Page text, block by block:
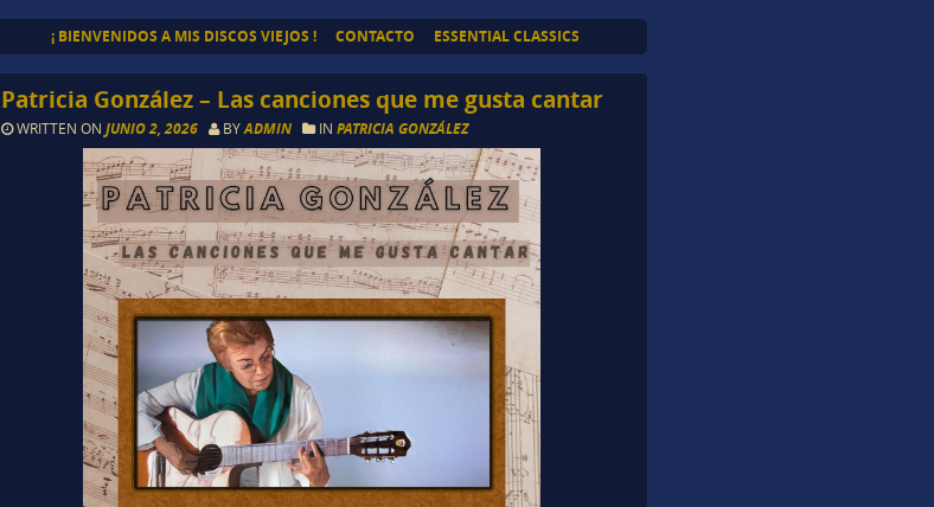
¡ BIENVENIDOS A MIS DISCOS VIEJOS ! CONTACTO ESSENTIAL CLASSICS
Patricia González – Las canciones que me gusta cantar
WRITTEN ONJUNIO 2, 2026 BYADMIN INPATRICIA GONZÁLEZ